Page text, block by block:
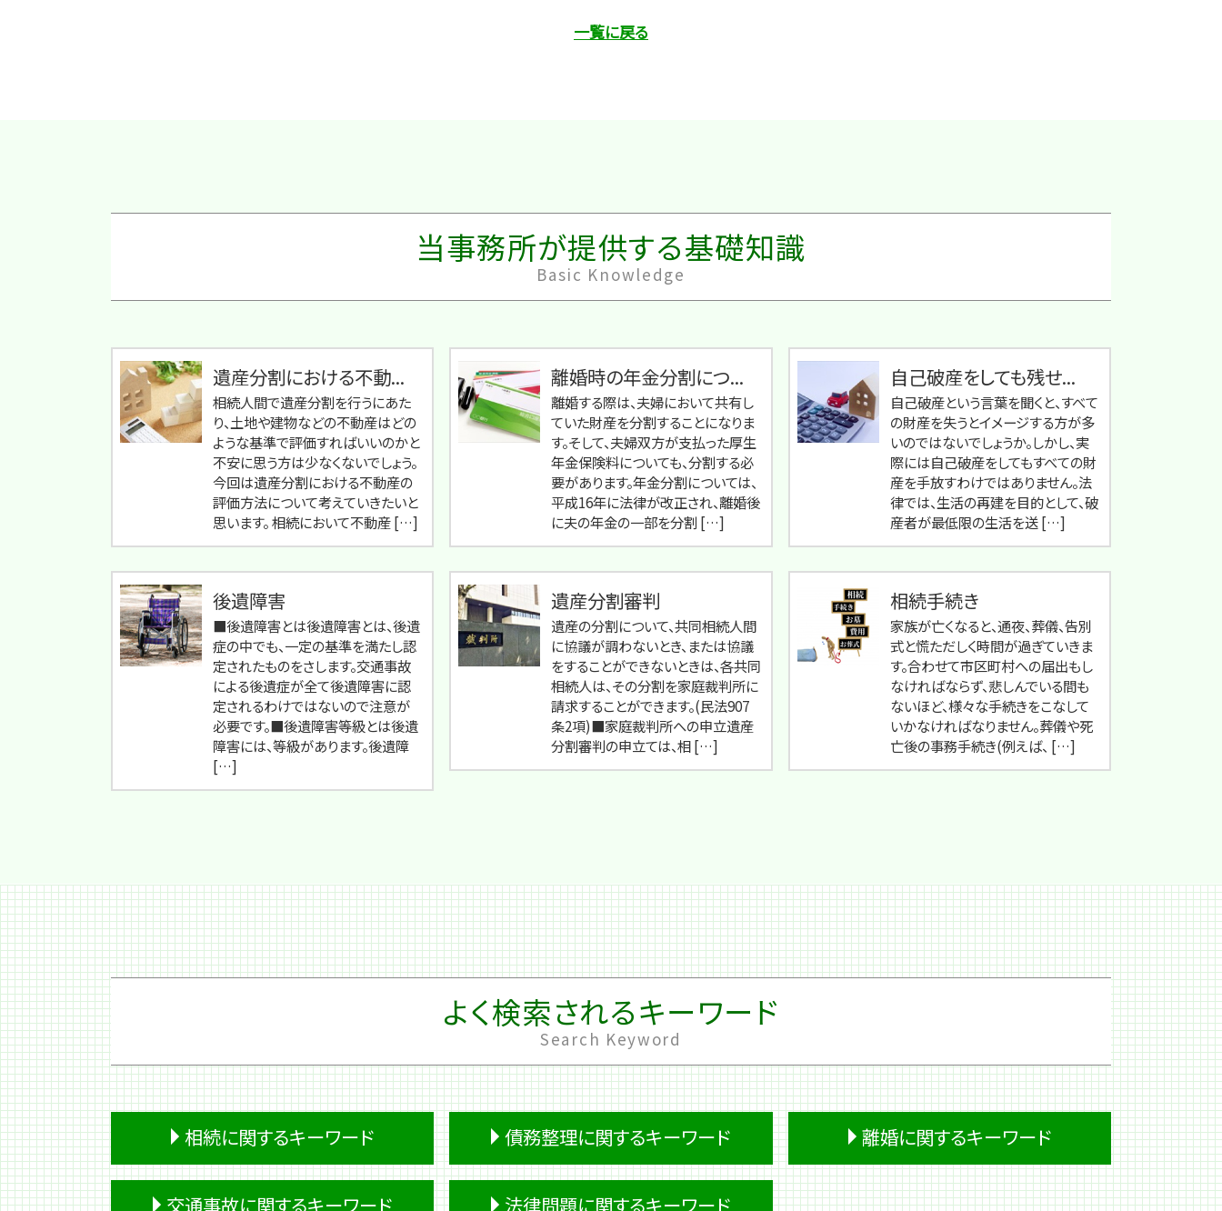
一覧に戻る
当事務所が提供する基礎知識
Basic Knowledge
遺産分割における不動...
相続人間で遺産分割を行うにあた
り、土地や建物などの不動産はどの
ような基準で評価すればいいのかと
不安に思う方は少なくないでしょう。
今回は遺産分割における不動産の
評価方法について考えていきたいと
思います。 相続において不動産 […]
離婚時の年金分割につ...
離婚する際は、夫婦において共有し
ていた財産を分割することになりま
す。そして、夫婦双方が支払った厚生
年金保険料についても、分割する必
要があります。年金分割については、
平成16年に法律が改正され、離婚後
に夫の年金の一部を分割 […]
自己破産をしても残せ...
自己破産という言葉を聞くと、すべて
の財産を失うとイメージする方が多
いのではないでしょうか。しかし、実
際には自己破産をしてもすべての財
産を手放すわけではありません。法
律では、生活の再建を目的として、破
産者が最低限の生活を送 […]
後遺障害
■後遺障害とは後遺障害とは、後遺
症の中でも、一定の基準を満たし認
定されたものをさします。交通事故
による後遺症が全て後遺障害に認
定されるわけではないので注意が
必要です。■後遺障害等級とは後遺
障害には、等級があります。後遺障
[…]
遺産分割審判
遺産の分割について、共同相続人間
に協議が調わないとき、または協議
をすることができないときは、各共同
相続人は、その分割を家庭裁判所に
請求することができます。(民法907
条2項)■家庭裁判所への申立遺産
分割審判の申立ては、相 […]
相続手続き
家族が亡くなると、通夜、葬儀、告別
式と慌ただしく時間が過ぎていきま
す。合わせて市区町村への届出もし
なければならず、悲しんでいる間も
ないほど、様々な手続きをこなして
いかなければなりません。葬儀や死
亡後の事務手続き(例えば、 […]
よく検索されるキーワード
Search Keyword
相続に関するキーワード 債務整理に関するキーワード 離婚に関するキーワード
別居 生活費
交通事故に関するキーワード 法律問題に関するキーワード